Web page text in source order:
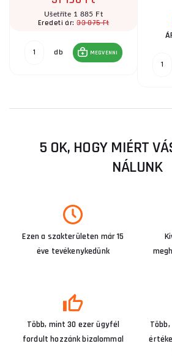
Ušetříte 1 885 Ft
Eredeti ár:33 075 Ft
db MEGVENNI
5 OK, HOGY MIÉRT
NÁLUNK
Ezen a szakterületen már 15
éve tevékenykedünk
Több, mint 30 ezer ügyfél
fordult hozzánk bizalommal